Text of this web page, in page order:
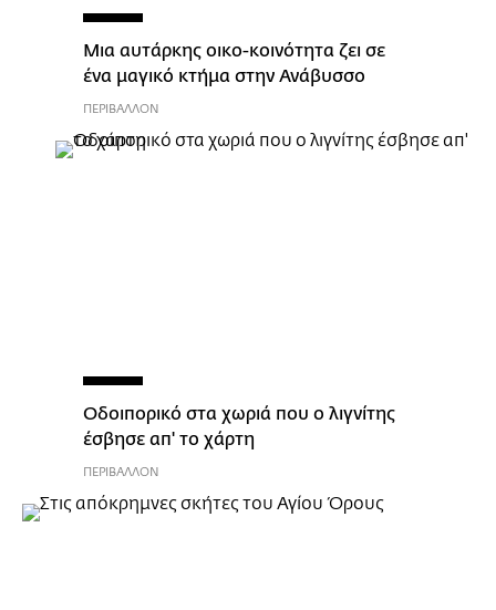
Μια αυτάρκης οικο-κοινότητα ζει σε
ένα μαγικό κτήμα στην Ανάβυσσο
ΠΕΡΙΒΑΛΛΟΝ
Οδοιπορικό στα χωριά που ο λιγνίτης
έσβησε απ' το χάρτη
ΠΕΡΙΒΑΛΛΟΝ